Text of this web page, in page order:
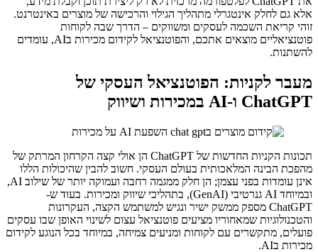
אלא גם לחלק אינטגרלי מתהליך הגילוי והרכישה של מוצרים באינטרנט.
זוהי קריאת השכמה לעסקים ומשווקים – הדרך שבה לקוחות
פוטנציאליים מוצאים אתכם, והפוטנציאל לקידום מכירות בAI, עומדים
להשתנות.
מעבר לקניות: הפוטנציאל העסקי של
ChatGPT ו-AI במכירות ושיווק
תכונות הקניות החדשות של ChatGPT הן אולי קצה הקרחון המרתק של
מהפכת הבינה המלאכותית בעולם העסקי. חשוב להבין שהיכולות הללו
אינן עומדות בפני עצמן; הן חלק ממגמה רחבה ועמוקה יותר של שילוב AI,
ובמיוחד AI גנרטיבי (GenAI), בתהליכי שיווק ומכירות. בעוד ש-
ChatGPT מספק ממשק ישיר ונגיש למשתמש הקצה, העקרונות
והטכנולוגיות שמאחוריו מציעים פוטנציאל עצום לשינוי האופן שבו עסקים
פועלים, מתקשרים עם לקוחות ומניעים צמיחה, במיוחד בכל הנוגע לקידום
מכירות בAI.